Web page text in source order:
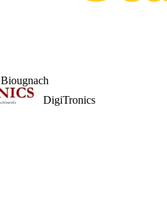
Biougnach
DigiTronics